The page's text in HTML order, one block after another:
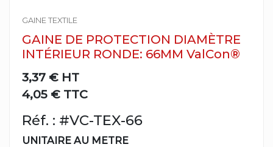
GAINE TEXTILE
GAINE DE PROTECTION DIAMÈTRE
INTÉRIEUR RONDE: 66MM ValCon®
3,37 € HT
4,05 € TTC
Réf. : #VC-TEX-66
UNITAIRE AU METRE